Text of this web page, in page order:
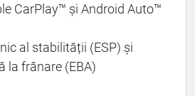
CarPlay™ și Android Auto™
al stabilității (ESP) şi
la frânare (EBA)